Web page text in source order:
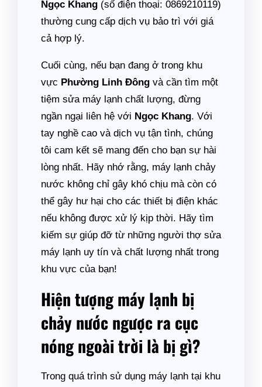
Ngọc Khang (số điện thoại: 0869210119)
thường cung cấp dịch vụ bảo trì với giá
cả hợp lý.
Cuối cùng, nếu bạn đang ở trong khu
vực Phường Linh Đông và cần tìm một
tiệm sửa máy lạnh chất lượng, đừng
ngần ngại liên hệ với Ngọc Khang. Với
tay nghề cao và dịch vụ tận tình, chúng
tôi cam kết sẽ mang đến cho bạn sự hài
lòng nhất. Hãy nhớ rằng, máy lạnh chảy
nước không chỉ gây khó chịu mà còn có
thể gây hư hại cho các thiết bị điện khác
nếu không được xử lý kịp thời. Hãy tìm
kiếm sự giúp đỡ từ những người thợ sửa
máy lạnh uy tín và chất lượng nhất trong
khu vực của bạn!
Hiện tượng máy lạnh bị
chảy nước ngược ra cục
nóng ngoài trời là bị gì?
Trong quá trình sử dụng máy lạnh tại khu